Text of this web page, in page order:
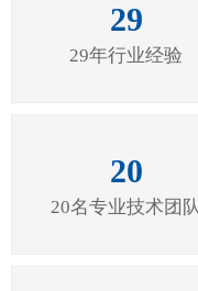
29
29年行业经验
20
20名专业技术团队